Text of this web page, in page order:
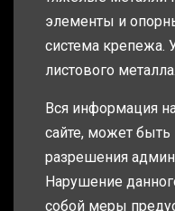
элементы и
система крепежа.
листового металла.
Вся информация
сайте, может быть
разрешения
Нарушение
собой меры